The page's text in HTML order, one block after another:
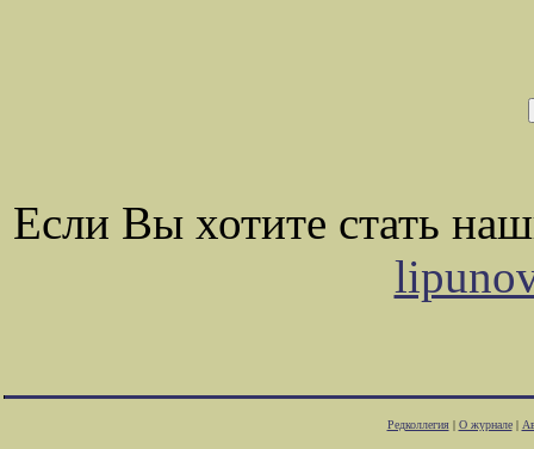
Если Вы хотите стать
Редколлегия| О журнале|